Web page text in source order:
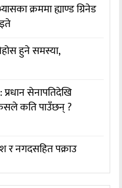
क्रममा ह्याण्ड ग्रिनेड
बेहोस हुने समस्या,
सेनापतिदेखि
कति पाउँछन् ?
नगदसहित पक्राउ